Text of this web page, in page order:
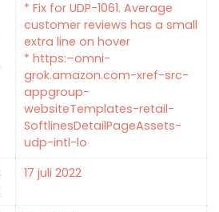
* Fix for UDP-1061. Average
customer reviews has a small
extra line on hover
* https:–omni-
grok.amazon.com-xref-src-
appgroup-
websiteTemplates-retail-
SoftlinesDetailPageAssets-
udp-intl-lo
17 juli 2022